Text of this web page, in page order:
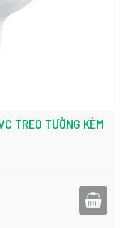
TREO TƯỜNG KÈM